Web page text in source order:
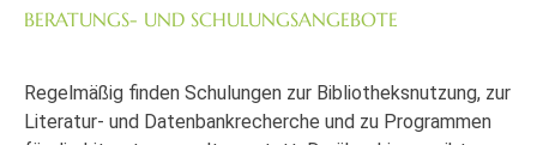
BERATUNGS- UND SCHULUNGSANGEBOTE
Regelmäßig finden Schulungen zur Bibliotheksnutzung, zur
Literatur- und Datenbankrecherche und zu Programmen